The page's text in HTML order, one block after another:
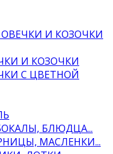
И КОЗОЧКИ
И КОЗОЧКИ
С ЦВЕТНОЙ
БЛЮДЦА...
МАСЛЕНКИ...